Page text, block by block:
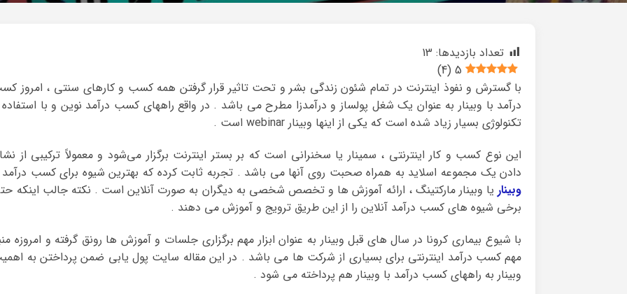
تعداد بازدیدها: 13
5
(
4
)
با گسترش و نفوذ اینترنت در تمام شئون زندگی بشر و تحت تاثیر قرار گرفتن همه کسب و کارهای سنتی ، امروز
درآمد با وبینار به عنوان یک شغل پولساز و درآمدزا مطرح می باشد . در واقع راههای کسب درآمد نوین و با استفاده
تکنولوژی بسیار زیاد شده است که یکی از اینها وبینار webinar است .
این نوع کسب و کار اینترنتی ، سمینار یا سخنرانی است که بر بستر اینترنت برگزار می‌شود و معمولاً ترکیبی از
دادن یک مجموعه اسلاید به همراه صحبت روی آنها می باشد . تجربه ثابت کرده که بهترین شیوه برای کسب درآمد
وبینار یا وبینار مارکتینگ ، ارائه آموزش ها و تخصص شخصی به دیگران به صورت آنلاین است . نکته جالب اینکه
برخی شیوه های کسب درآمد آنلاین را از این طریق ترویج و آموزش می دهند .
با شیوع بیماری کرونا در سال های قبل وبینار به عنوان ابزار مهم برگزاری جلسات و آموزش ها رونق گرفته و امروزه
مهم کسب درآمد اینترنتی برای بسیاری از شرکت ها می باشد . در این مقاله سایت پول یابی ضمن پرداختن به
وبینار به راههای کسب درآمد با وبینار هم پرداخته می شود .